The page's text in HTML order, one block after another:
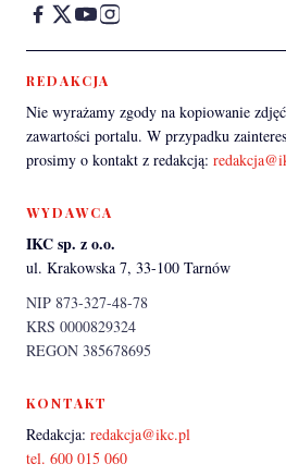
REDAKCJA
Nie wyrażamy zgody na kopiowanie
zawartości portalu. W przypadku
prosimy o kontakt z redakcją:
WYDAWCA
IKC sp. z o.o.
ul. Krakowska 7, 33-100 Tarnów
NIP 873-327-48-78
KRS 0000829324
REGON 385678695
KONTAKT
Redakcja: redakcja@ikc.pl
tel. 600 015 060